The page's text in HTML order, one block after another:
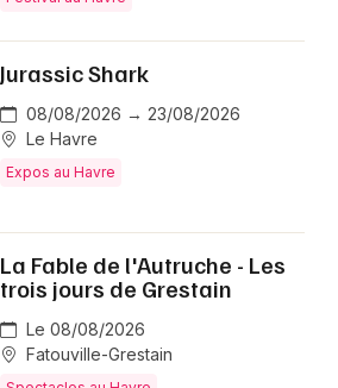
Jurassic Shark
08/08/2026 → 23/08/2026
Le Havre
Expos au Havre
La Fable de l'Autruche - Les
trois jours de Grestain
Le 08/08/2026
Fatouville-Grestain